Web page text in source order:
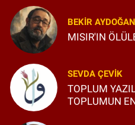
BEKIR AYDOĞAN
MISIR'IN
SEVDA ÇEVIK
TOPLUM
TOPLUMUN